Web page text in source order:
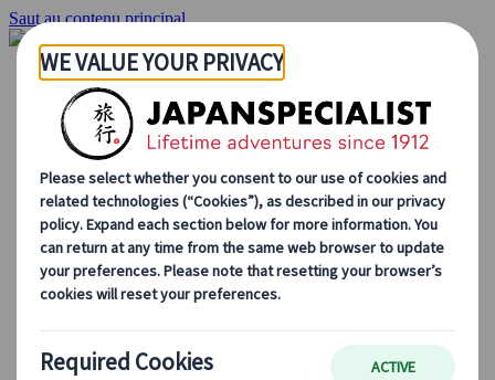
Saut au contenu principal
Accueil
Voyages
Circuits individuels
Circuits en groupe
Circuits autotours
Excursions
Voyages de groupe sur mesure
Japan Rail Pass
Découvrez notre travail
Qui sommes-nous ?
Notre équipe
Rejoignez notre équipe
Le Japon au fil des saisons
Les incontournables du Japon
La culture japonaise